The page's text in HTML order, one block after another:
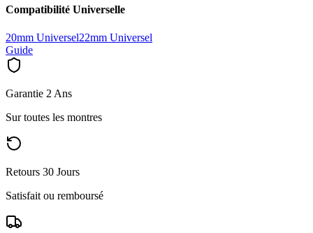
Compatibilité Universelle
20mm Universel22mm Universel
Guide
Garantie 2 Ans
Sur toutes les montres
Retours 30 Jours
Satisfait ou remboursé